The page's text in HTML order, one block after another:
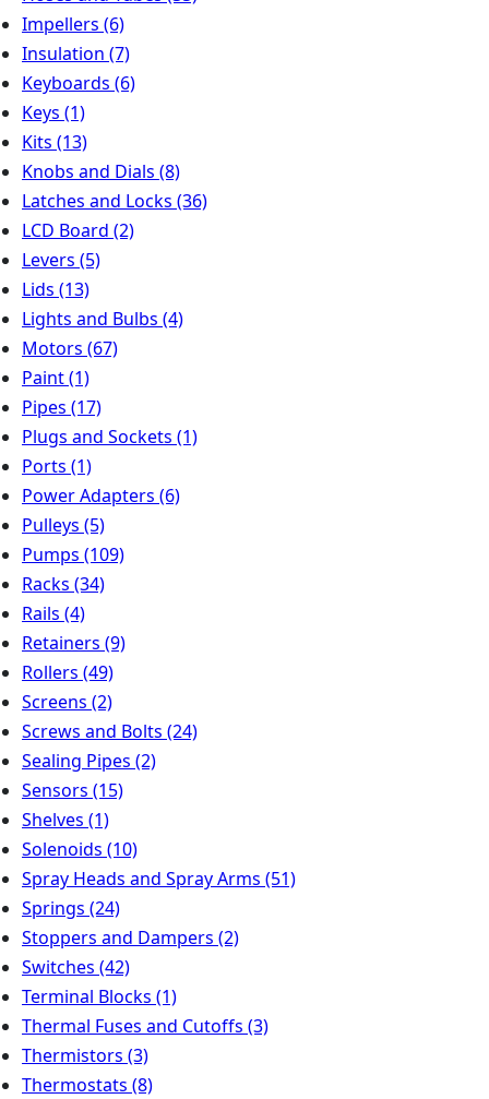
Impellers (6)
Insulation (7)
Keyboards (6)
Keys (1)
Kits (13)
Knobs and Dials (8)
Latches and Locks (36)
LCD Board (2)
Levers (5)
Lids (13)
Lights and Bulbs (4)
Motors (67)
Paint(1)
Pipes (17)
Plugs and Sockets (1)
Ports (1)
Power Adapters (6)
Pulleys (5)
Pumps (109)
Racks (34)
Rails (4)
Retainers (9)
Rollers (49)
Screens (2)
Screws and Bolts (24)
Sealing Pipes (2)
Sensors (15)
Shelves (1)
Solenoids (10)
Spray Heads and Spray Arms (51)
Springs (24)
Stoppers and Dampers (2)
Switches (42)
Terminal Blocks (1)
Thermal Fuses and Cutoffs (3)
Thermistors (3)
Thermostats (8)